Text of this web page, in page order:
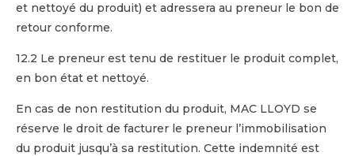
et nettoyé du produit) et adressera au preneur le bon de
retour conforme.
12.2 Le preneur est tenu de restituer le produit complet,
en bon état et nettoyé.
En cas de non restitution du produit, MAC LLOYD se
réserve le droit de facturer le preneur l’immobilisation
du produit jusqu’à sa restitution. Cette indemnité est